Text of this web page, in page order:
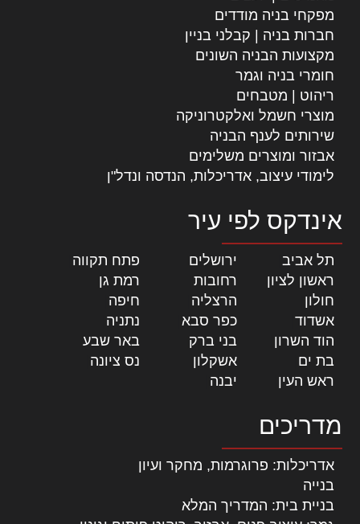
מפקחי בניה מודדים
חברות בניה | קבלני בניין
מקצועות הבניה השונים
חומרי בניה וגמר
ריהוט | מטבחים
מוצרי חשמל ואלקטרוניקה
שירותים לענף הבניה
אבזור ומוצרים משלימים
לימודי עיצוב, אדריכלות, הנדסה ונדל"ן
אינדקס לפי עיר
תל אביב ירושלים פתח תקווה
ראשון לציון
רחובות רמת גן
חולון
הרצליה חיפה
אשדוד
כפר סבא נתניה
הוד השרון
בני ברק באר שבע
בת ים
אשקלון נס ציונה
ראש העין
יבנה
מדריכים
אדריכלות: פרוגרמות, מחקר ועיון
בנייה
בניית בית: המדריך המלא